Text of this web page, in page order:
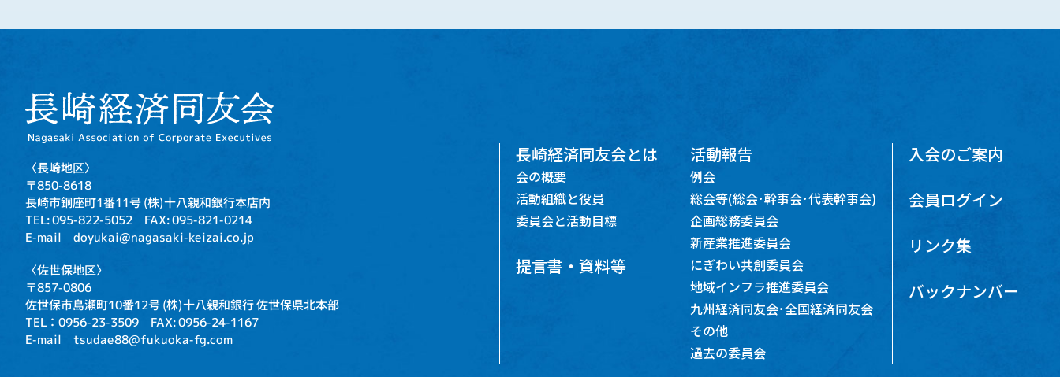
〈長崎地区〉
〒850-8618
長崎市銅座町1番11号(株)十八親和銀行本店内
TEL: 095-822-5052 FAX: 095-821-0214
E-mail doyukai@nagasaki-keizai.co.jp
〈佐世保地区〉
〒857-0806
佐世保市島瀬町10番12号(株)十八親和銀行 佐世保県北本部
TEL：0956-23-3509 FAX: 0956-24-1167
E-mail tsudae88@fukuoka-fg.com
長崎経済同友会とは
会の概要
活動組織と役員
委員会と活動目標
提言書・資料等
活動報告
例会
総会等(総会･幹事会･代表幹事会)
企画総務委員会
新産業推進委員会
にぎわい共創委員会
地域インフラ推進委員会
九州経済同友会･全国経済同友会
その他
過去の委員会
入会のご案内
会員ログイン
リンク集
バックナンバー